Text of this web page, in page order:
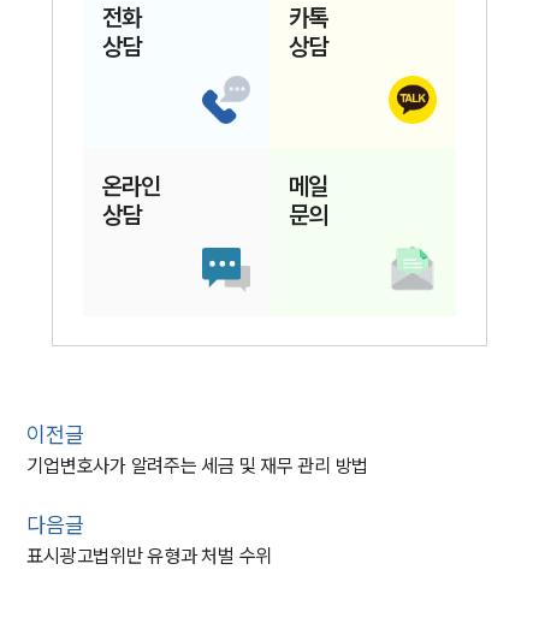
전화
상담
카톡
상담
온라인
상담
메일
문의
이전글
기업변호사가 알려주는 세금 및 재무 관리 방법
다음글
표시광고법위반 유형과 처벌 수위